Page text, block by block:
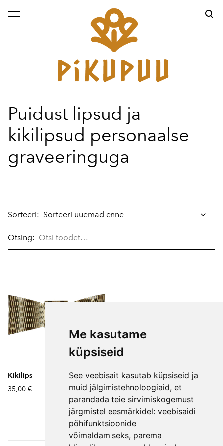
Me kasutame
küpsiseid
See veebisait kasutab küpsiseid ja
muid jälgimistehnoloogiaid, et
parandada teie sirvimiskogemust
järgmistel eesmärkidel: veebisaidi
põhifunktsioonide
võimaldamiseks, parema
lisati ostukorvi. Vaata ostukorvi
Puidust lipsud ja
kikilipsud personaalse
graveeringuga
Sorteeri:
Otsing:
Kikilips
35,00 €